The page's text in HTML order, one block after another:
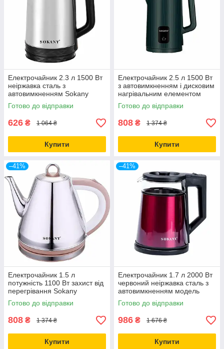
Електрочайник 2.3 л 1500 Вт
неіржавка сталь з
автовимкненням Sokany
Готово до відправки
626 ₴ 1 064 ₴
Купити
Електрочайник 2.5 л 1500 Вт
з автовимкненням і дисковим
нагрівальним елементом
Sokany
Готово до відправки
808 ₴ 1 374 ₴
Купити
–41%
Електрочайник 1.5 л
потужність 1100 Вт захист від
перегрівання Sokany
Готово до відправки
808 ₴ 1 374 ₴
Купити
–41%
Електрочайник 1.7 л 2000 Вт
червоний неіржавка сталь з
автовимкненням модель
Sokany
Готово до відправки
986 ₴ 1 676 ₴
Купити